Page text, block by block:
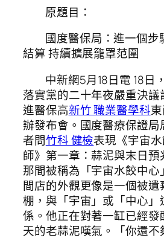
原題目：
國度醫保局：進一個步
結算 持續擴展籠罩范圍
中新網5月18日電 18日
落實黨的二十年夜嚴重決議
進醫保高新竹 職業醫學科
辦發布會。國度醫療保證局
者問竹科 健檢表現《宇宙
師》第一章：蒜泥與末日預
那間被稱為「宇宙水餃中心
間店的外觀更像是一個被遺
棚，與「宇宙」或「中心」
係。他正在對著一缸已經發
天的老蒜泥嘆氣。「你還不